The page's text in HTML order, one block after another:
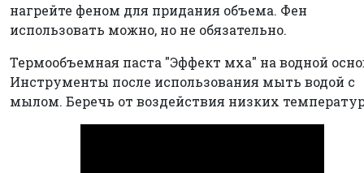
нагрейте феном для придания объема. Фен
использовать можно, но не обязательно.
Термообъемная паста "Эффект мха" на водной
Инструменты после использования мыть водой с
мылом. Беречь от воздействия низких